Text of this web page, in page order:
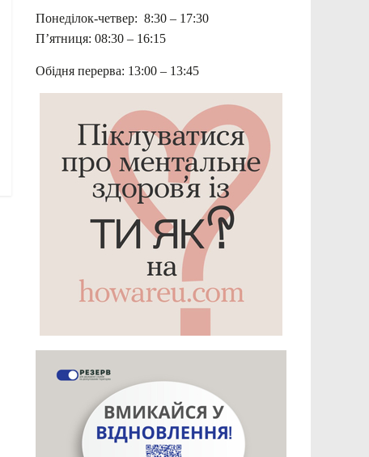
Понеділок-четвер: 8:30 – 17:30
П’ятниця: 08:30 – 16:15
Обідня перерва: 13:00 – 13:45